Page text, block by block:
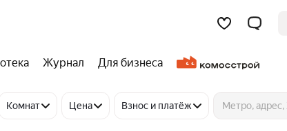
Журнал Для бизнеса
Комнат Цена Взнос и платёж